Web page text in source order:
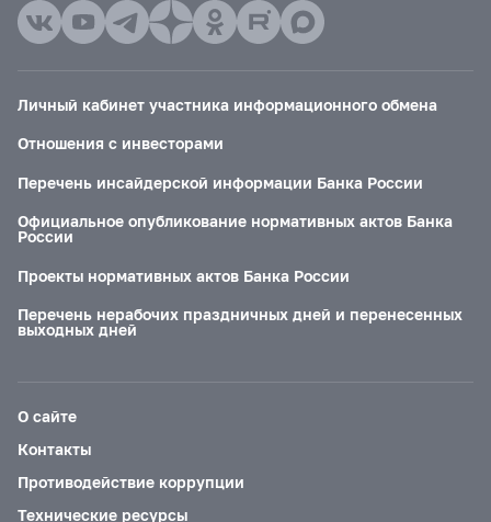
Личный кабинет участника информационного обмена
Отношения с инвесторами
Перечень инсайдерской информации Банка России
Официальное опубликование нормативных актов Банка
России
Проекты нормативных актов Банка России
Перечень нерабочих праздничных дней и перенесенных
выходных дней
О сайте
Контакты
Противодействие коррупции
Технические ресурсы